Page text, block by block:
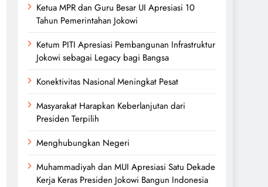
Ketua MPR dan Guru Besar UI Apresiasi 10
Tahun Pemerintahan Jokowi
Ketum PITI Apresiasi Pembangunan Infrastruktur
Jokowi sebagai Legacy bagi Bangsa
Konektivitas Nasional Meningkat Pesat
Masyarakat Harapkan Keberlanjutan dari
Presiden Terpilih
Menghubungkan Negeri
Muhammadiyah dan MUI Apresiasi Satu Dekade
Kerja Keras Presiden Jokowi Bangun Indonesia